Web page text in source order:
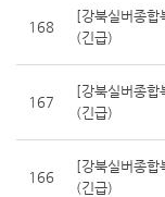
168
[강북실버종
(긴급)
167
[강북실버종
(긴급)
166
[강북실버종
(긴급)